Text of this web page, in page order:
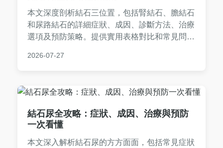
本文深度剖析結石三位置，包括腎結石、膽結石
和尿路結石的詳細症狀、成因、診斷方法、治療
選項及預防策略。提供實用表格對比和常見問
醫決策，一站式解決所有疑惑。適合有結石困擾
2026-07-27
結石尿全攻略：症狀、成因、治療與預防
一次看懂
本文深入解析結石尿的方方面面，包括常見症狀